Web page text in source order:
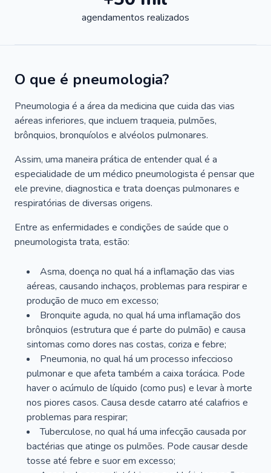
agendamentos realizados
O que é pneumologia?
Pneumologia é a área da medicina que cuida das vias
aéreas inferiores, que incluem traqueia, pulmões,
brônquios, bronquíolos e alvéolos pulmonares.
Assim, uma maneira prática de entender qual é a
especialidade de um médico pneumologista é pensar que
ele previne, diagnostica e trata doenças pulmonares e
respiratórias de diversas origens.
Entre as enfermidades e condições de saúde que o
pneumologista trata, estão:
Asma, doença no qual há a inflamação das vias
aéreas, causando inchaços, problemas para respirar e
produção de muco em excesso;
Bronquite aguda, no qual há uma inflamação dos
brônquios (estrutura que é parte do pulmão) e causa
sintomas como dores nas costas, coriza e febre;
Pneumonia, no qual há um processo infeccioso
pulmonar e que afeta também a caixa torácica. Pode
haver o acúmulo de líquido (como pus) e levar à morte
nos piores casos. Causa desde catarro até calafrios e
problemas para respirar;
Tuberculose, no qual há uma infecção causada por
bactérias que atinge os pulmões. Pode causar desde
tosse até febre e suor em excesso;